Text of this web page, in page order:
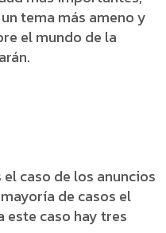
tema más ameno y
el mundo de la
caso de los anuncios
de casos el
este caso hay tres